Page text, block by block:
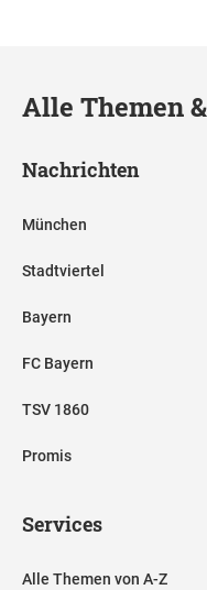
Alle Themen
Nachrichten
München
Stadtviertel
Bayern
FC Bayern
TSV 1860
Promis
Services
Alle Themen von A-Z